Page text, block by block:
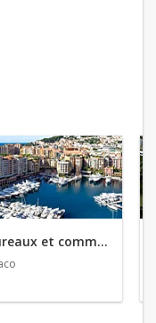
6 bureaux et commerces en vente